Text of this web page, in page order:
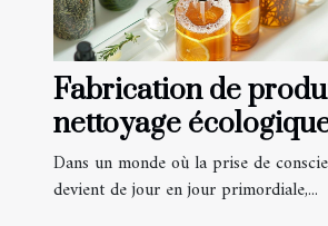
Fabrication de
nettoyage
des huiles
Dans un monde où la prise de
devient de jour en jour primordiale,...